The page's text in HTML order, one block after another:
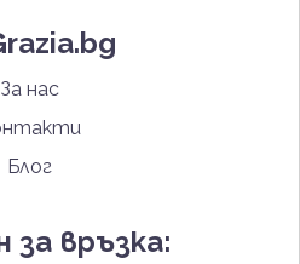
За нас
Блог
за връзка: